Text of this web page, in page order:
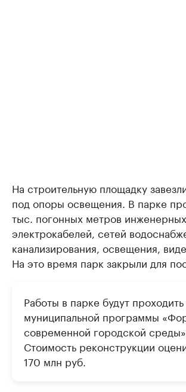
На строительную площадку
под опоры освещения. В парке
тыс. погонных метров
электрокабелей, сетей
канализирования, освещения,
На это время парк закрыли для
Работы в парке будут
муниципальной программы
современной городской
Стоимость реконструкции
170 млн руб.